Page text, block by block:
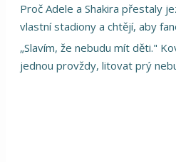
Proč Adele a Shakira přestaly
vlastní stadiony a chtějí, aby
„Slavím, že nebudu mít děti."
jednou provždy, litovat prý